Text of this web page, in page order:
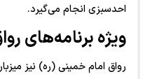
احدسبزی انجام می‌گیرد.
ویژه برنامه‌های